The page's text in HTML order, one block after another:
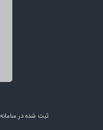
ثبت شده در